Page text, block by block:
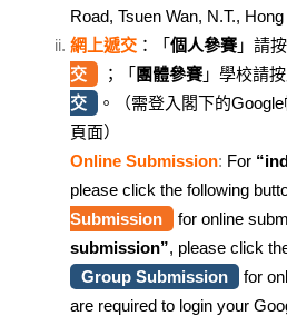
Road, Tsuen Wan, N.T.,
網上遞交 ：「 個人參賽」請
交
；「 團體參賽」學校請
交
。（需登入閣下的
頁面）
Online Submission: For
please click the following
Submission
for online
submission”, please click
Group Submission
for
are required to login your